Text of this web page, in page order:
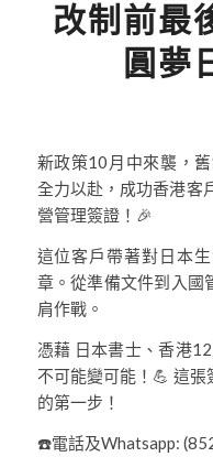
改制前最
圓
新政策10月中來襲，
全力以赴，成功香港客
營管理簽證！🎉
這位客戶帶著對日本
章。從準備文件到入國
肩作戰。
憑藉 日本書士、香港
不可能變可能！💪 這
的第一步！
☎️電話及Whatsapp: